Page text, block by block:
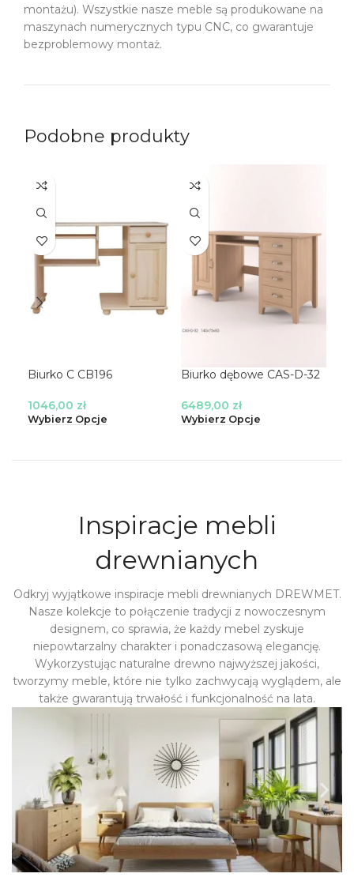
montażu). Wszystkie nasze meble są produkowane na
maszynach numerycznych typu CNC, co gwarantuje
bezproblemowy montaż.
Podobne produkty
Biurko C CB196
1046,00 zł
Wybierz Opcje
Biurko dębowe CAS-D-32
6489,00 zł
Wybierz Opcje
Inspiracje mebli
drewnianych
Odkryj wyjątkowe inspiracje mebli drewnianych DREWMET.
Nasze kolekcje to połączenie tradycji z nowoczesnym
designem, co sprawia, że każdy mebel zyskuje
niepowtarzalny charakter i ponadczasową elegancję.
Wykorzystując naturalne drewno najwyższej jakości,
tworzymy meble, które nie tylko zachwycają wyglądem, ale
także gwarantują trwałość i funkcjonalność na lata.